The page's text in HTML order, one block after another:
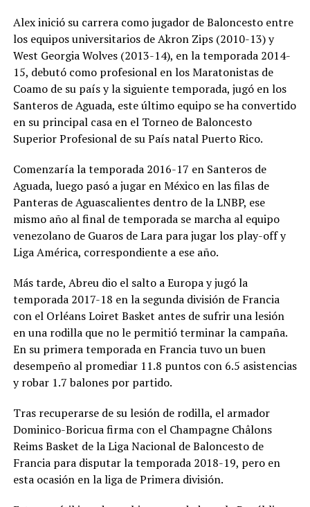
Alex inició su carrera como jugador de Baloncesto entre
los equipos universitarios de Akron Zips (2010-13) y
West Georgia Wolves (2013-14), en la temporada 2014-
15, debutó como profesional en los Maratonistas de
Coamo de su país y la siguiente temporada, jugó en los
Santeros de Aguada, este último equipo se ha convertido
en su principal casa en el Torneo de Baloncesto
Superior Profesional de su País natal Puerto Rico.
Comenzaría la temporada 2016-17 en Santeros de
Aguada, luego pasó a jugar en México en las filas de
Panteras de Aguascalientes dentro de la LNBP, ese
mismo año al final de temporada se marcha al equipo
venezolano de Guaros de Lara para jugar los play-off y
Liga América, correspondiente a ese año.
Más tarde, Abreu dio el salto a Europa y jugó la
temporada 2017-18 en la segunda división de Francia
con el Orléans Loiret Basket antes de sufrir una lesión
en una rodilla que no le permitió terminar la campaña.
En su primera temporada en Francia tuvo un buen
desempeño al promediar 11.8 puntos con 6.5 asistencias
y robar 1.7 balones por partido.
Tras recuperarse de su lesión de rodilla, el armador
Dominico-Boricua firma con el Champagne Châlons
Reims Basket de la Liga Nacional de Baloncesto de
Francia para disputar la temporada 2018-19, pero en
esta ocasión en la liga de Primera división.